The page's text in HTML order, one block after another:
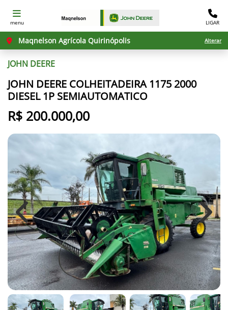
menu LIGAR
Maqnelson Agrícola Quirinópolis Alterar
JOHN DEERE
JOHN DEERE COLHEITADEIRA 1175 2000
DIESEL 1P SEMIAUTOMATICO
R$ 200.000,00
Previous Next